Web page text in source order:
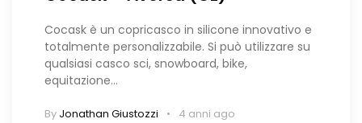
Cocask è un copricasco in silicone innovativo e
totalmente personalizzabile. Si può utilizzare su
qualsiasi casco sci, snowboard, bike,
equitazione…
By Jonathan Giustozzi 4 anni ago